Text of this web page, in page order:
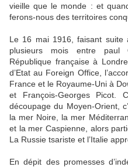
vieille que le monde : et
ferons-nous des territoires
Le 16 mai 1916, faisant
plusieurs mois entre paul
République française à
d’Etat au Foreign Office,
France et le Royaume-Uni à
et François-Georges Picot.
découpage du Moyen-Orient,
la mer Noire, la mer
et la mer Caspienne, alors
La Russie tsariste et l’Italie
En dépit des promesses